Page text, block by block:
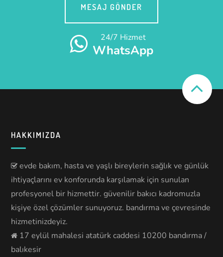
MESAJ GÖNDER
24/7 Hizmet
WhatsApp
HAKKIMIZDA
evde bakım, hasta ve yaşlı bireylerin sağlık ve günlük
ihtiyaçlarını ev konforunda karşılamak için sunulan
profesyonel bir hizmettir. güvenilir bakıcı kadromuzla
kişiye özel çözümler sunuyoruz. bandırma ve çevresinde
hizmetinizdeyiz.
17 eylül mahalesi atatürk caddesi 10200 bandırma /
balıkesir